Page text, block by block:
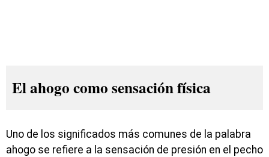
El ahogo como sensación física
Uno de los significados más comunes de la palabra
ahogo se refiere a la sensación de presión en el pecho